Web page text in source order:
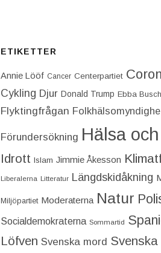
ETIKETTER
Annie Lööf Cancer Centerpartiet‎
Cykling Djur Donald Trump Ebba
Flyktingfrågan
Förundersökning Hälsa
Idrott Islam Jimmie Åkesson
Liberalerna Litteratur Längdskidåkning
Miljöpartiet Moderaterna Natur
Socialdemokraterna Sommartid
Löfven Svenska mord Svenska